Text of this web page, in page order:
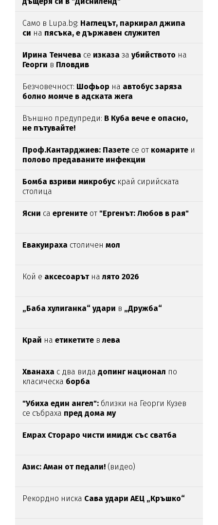
Само в Lupa.bg: Наглецът, паркирал джипа
си на пясъка, е държавен служител
Ирина Тенчева се изказазаубийството на
Георги в Пловдив
Безчовечност: Шофьор на автобус заряза
болно момче в адската жега
Външно предупреди: В Куба вече е опасно,
не пътувайте!
Проф.Кантарджиев: Пазете се от комарите и
полово предаваните инфекции
Бомба взриви микробус край сирийската
столица
Ясни са ергените от "Ергенът: Любов в рая"
Евакуираха столиченмол
Кой е аксесоарътналято 2026
„Баба хулиганка“ удари в „Дружба“
Край наетикетите влева
Хванаха с два видадопинг национал по
класическа борба
"Убиха един ангел": близки на Георги Кузев
се събраха пред дома му
Емрах Стораро чисти имидж със сватба
Азис: Аман от педали! (видео)
Рекордно ниска Сава удари АЕЦ „Кръшко“